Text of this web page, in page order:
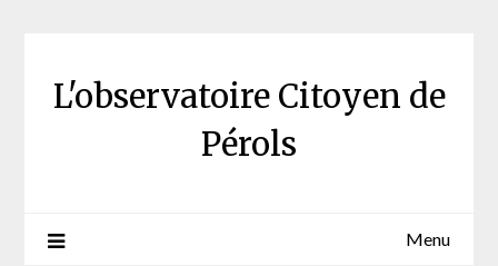
L'observatoire Citoyen de
Pérols
Menu